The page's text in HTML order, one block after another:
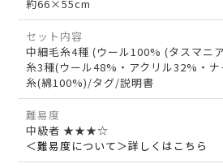
約66×55cm
セット内容
中細毛糸4種 (ウール100% (タスマニ
糸3種(ウール48%・アクリル32%・
糸(綿100%)/タグ/説明書
難易度
中級者 ★★★☆
＜難易度について＞詳しくはこちら